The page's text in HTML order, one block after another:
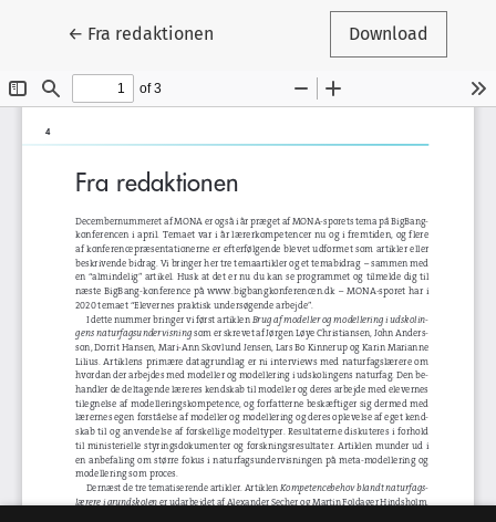
← Tilbage til artikeldetaljer
Fra redaktionen Download